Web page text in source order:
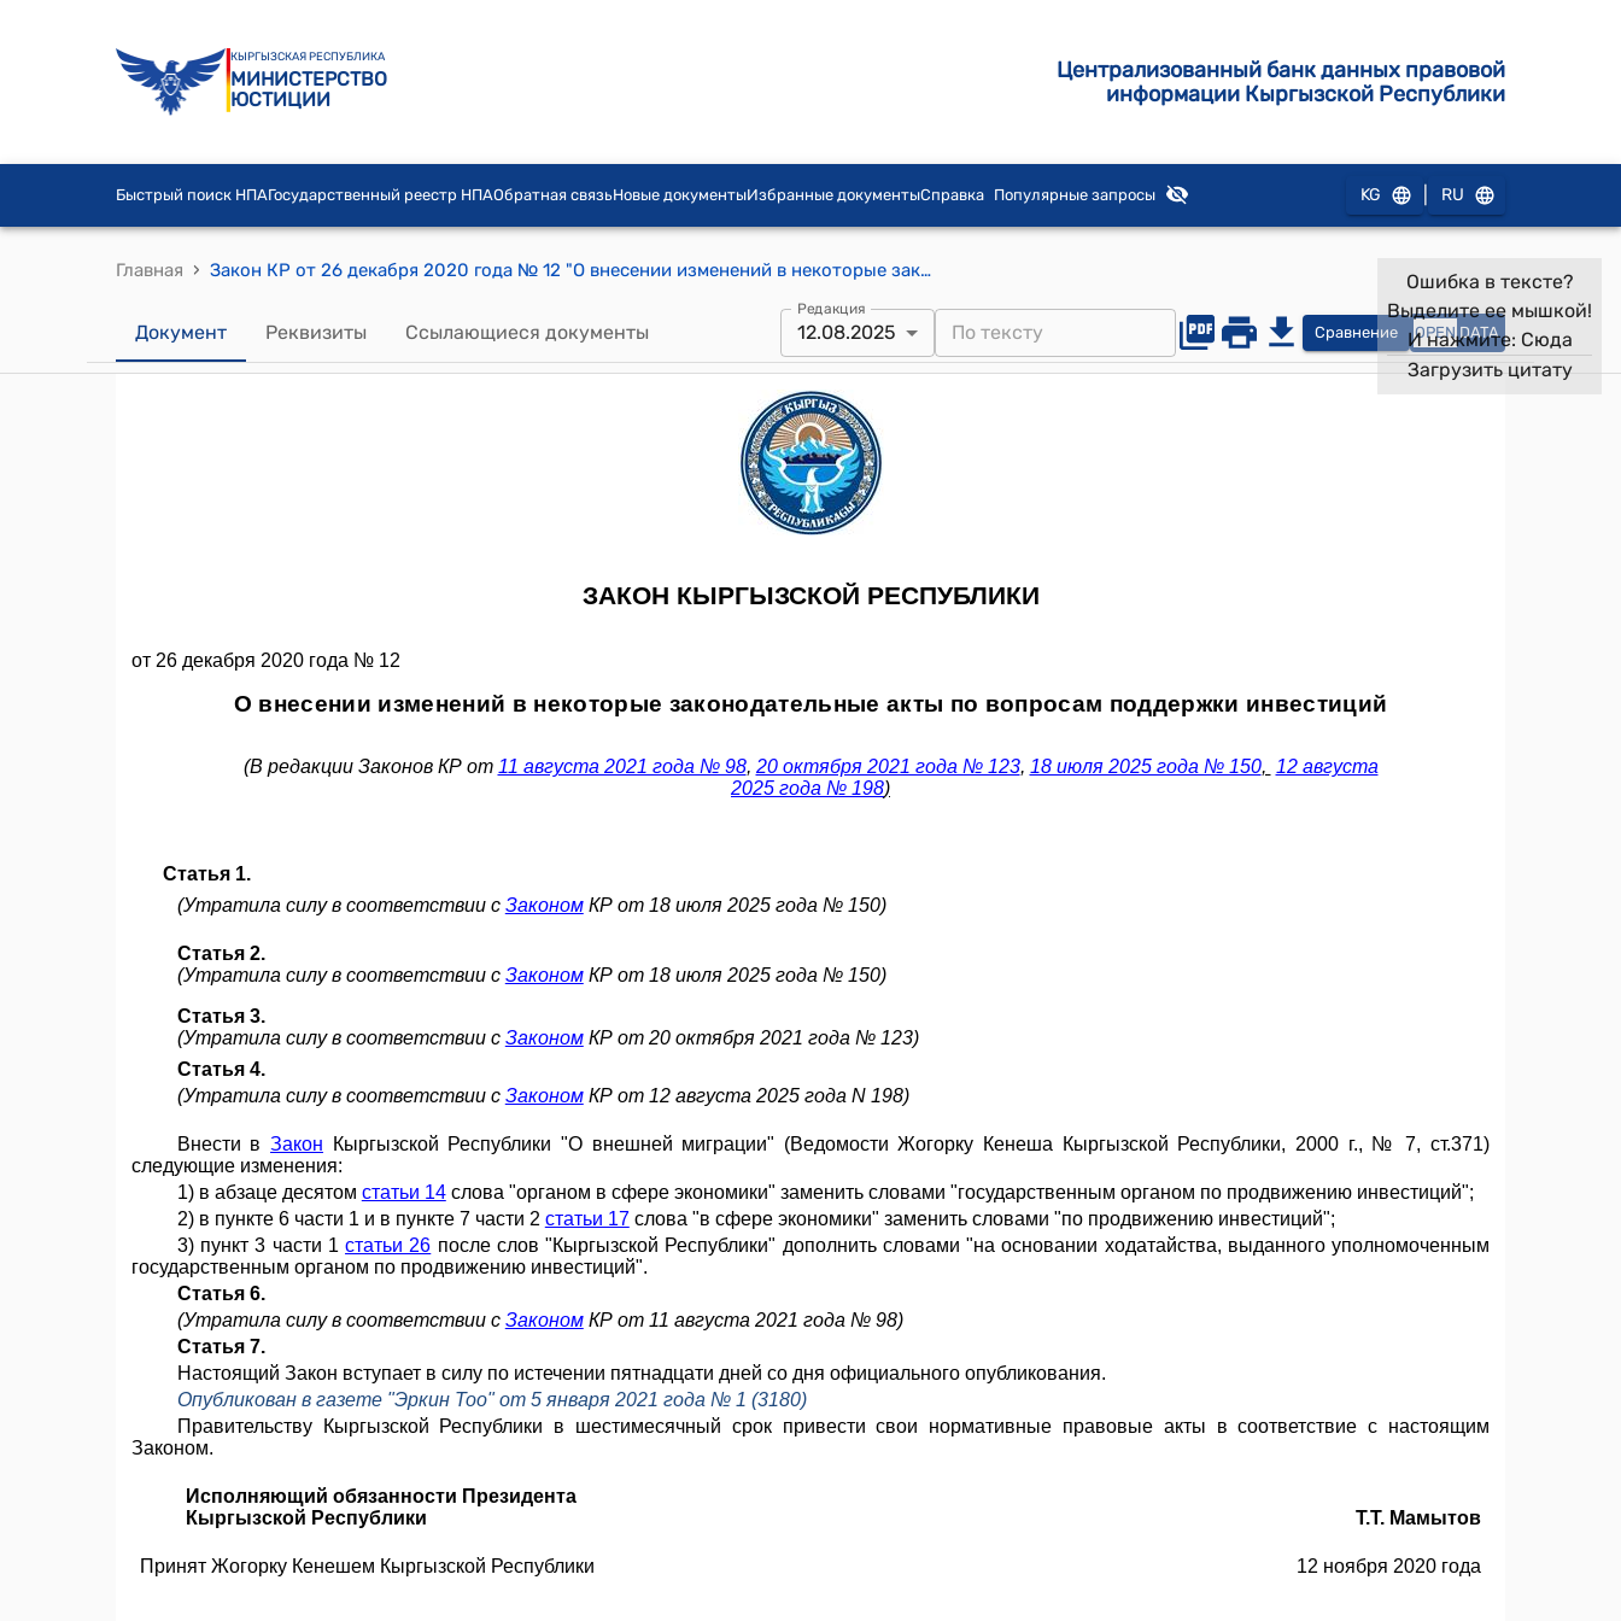
КЫРГЫЗСКАЯ РЕСПУБЛИКА
МИНИСТЕРСТВО
ЮСТИЦИИ
Централизованный банк данных правовой
информации Кыргызской Республики
Быстрый поиск НПАГосударственный реестр НПАОбратная связьНовые документыИзбранные документыСправка Популярные запросы KG RU
Главная › Закон КР от 26 декабря 2020 года № 12 "О внесении изменений в некоторые законодательные акты по вопросам поддержки инвестиций"
Документ Реквизиты Ссылающиеся документы
Редакция
12.08.2025 Сравнение OPEN DATA
Ошибка в тексте?
Выделите ее мышкой!
И нажмите: Сюда
Загрузить цитату